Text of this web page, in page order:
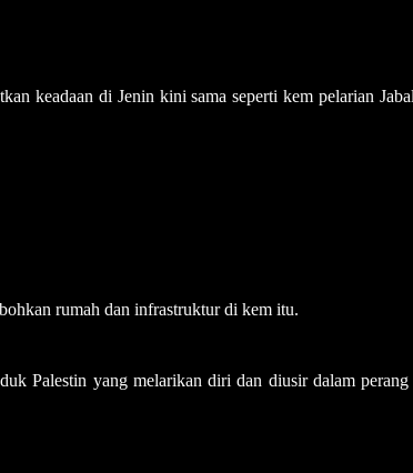
keadaan di Jenin kini sama seperti kem pelarian
rumah dan infrastruktur di kem itu.
Palestin yang melarikan diri dan diusir dalam